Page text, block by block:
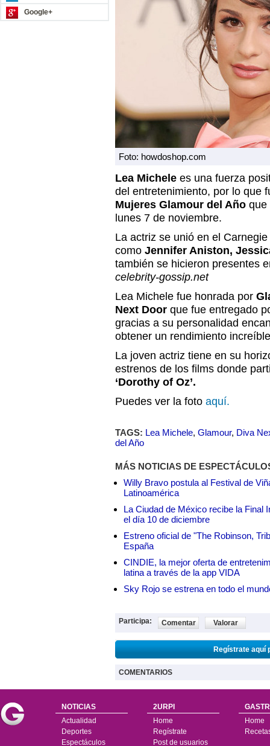
Google+
Foto: howdoshop.com
Lea Michele es una fuerza
del entretenimiento, por lo que
Mujeres Glamour del Año que
lunes 7 de noviembre.
La actriz se unió en el
como Jennifer Aniston,
también se hicieron presentes
celebrity-gossip.net
Lea Michele fue honrada por
Next Door que fue entregado
gracias a su personalidad
obtener un rendimiento
La joven actriz tiene en su
estrenos de los films donde
‘Dorothy of Oz’.
Puedes ver la foto aquí.
TAGS: Lea Michele, Glamour, Diva
del Año
MÁS NOTICIAS DE
Willy Bravo postula al Festival de
Latinoamérica
La Ciudad de México recibe la Final
el día 10 de diciembre
Estreno oficial de "The Robinson,
España
CINDIE, la mejor oferta de
latina a través de la app VIDA
Sky Rojo se estrena en todo el
Participa: Comentar Valorar
Regístrate aquí
COMENTARIOS
NOTICIAS
Actualidad
Deportes
Espectáculos
2URPI
Home
Regístrate
Post de usuarios
Home